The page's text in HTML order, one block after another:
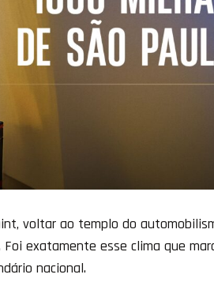
voltar ao templo do
exatamente esse clima que
nacional.